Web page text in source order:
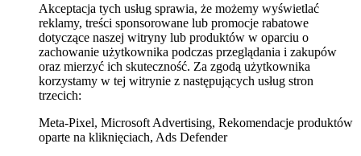
Akceptacja tych usług sprawia, że możemy wyświetlać
reklamy, treści sponsorowane lub promocje rabatowe
dotyczące naszej witryny lub produktów w oparciu o
zachowanie użytkownika podczas przeglądania i zakupów
oraz mierzyć ich skuteczność. Za zgodą użytkownika
korzystamy w tej witrynie z następujących usług stron
trzecich:
Meta-Pixel, Microsoft Advertising, Rekomendacje produktów
oparte na kliknięciach, Ads Defender